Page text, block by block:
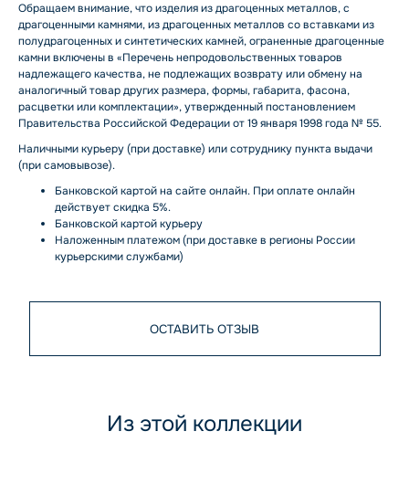
Обращаем внимание, что изделия из драгоценных металлов, с
драгоценными камнями, из драгоценных металлов со вставками из
полудрагоценных и синтетических камней, ограненные драгоценные
камни включены в «Перечень непродовольственных товаров
надлежащего качества, не подлежащих возврату или обмену на
аналогичный товар других размера, формы, габарита, фасона,
расцветки или комплектации», утвержденный постановлением
Правительства Российской Федерации от 19 января 1998 года № 55.
Наличными курьеру (при доставке) или сотруднику пункта выдачи
(при самовывозе).
Банковской картой на сайте онлайн. При оплате онлайн
действует скидка 5%.
Банковской картой курьеру
Наложенным платежом (при доставке в регионы России
курьерскими службами)
ОСТАВИТЬ ОТЗЫВ
Из этой коллекции